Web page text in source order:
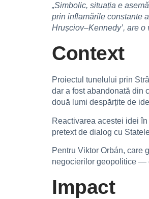
„Simbolic, situația e
prin inflamările constante
Hrușciov–Kennedy’, are
Context
Proiectul tunelului prin
dar a fost abandonată din
două lumi despărțite de
Reactivarea acestei idei
pretext de dialog cu
Pentru Viktor Orbán, care
negocierilor geopolitice —
Impact